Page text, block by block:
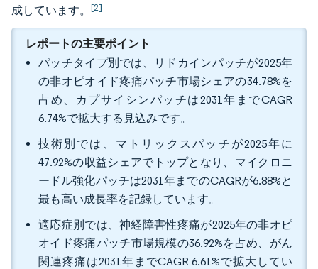
成しています。 [2]
レポートの主要ポイント
パッチタイプ別では、リドカインパッチが2025年
の非オピオイド疼痛パッチ市場シェアの34.78%を
占め、カプサイシンパッチは2031年までCAGR
6.74%で拡大する見込みです。
技術別では、マトリックスパッチが2025年に
47.92%の収益シェアでトップとなり、マイクロニ
ードル強化パッチは2031年までのCAGRが6.88%と
最も高い成長率を記録しています。
適応症別では、神経障害性疼痛が2025年の非オピ
オイド疼痛パッチ市場規模の36.92%を占め、がん
関連疼痛は2031年までCAGR 6.61%で拡大してい